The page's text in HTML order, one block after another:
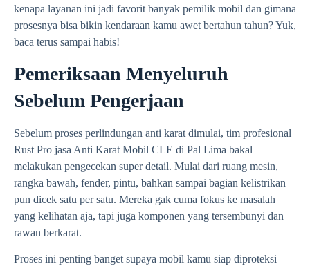
kenapa layanan ini jadi favorit banyak pemilik mobil dan gimana
prosesnya bisa bikin kendaraan kamu awet bertahun tahun? Yuk,
baca terus sampai habis!
Pemeriksaan Menyeluruh
Sebelum Pengerjaan
Sebelum proses perlindungan anti karat dimulai, tim profesional
Rust Pro jasa Anti Karat Mobil CLE di Pal Lima bakal
melakukan pengecekan super detail. Mulai dari ruang mesin,
rangka bawah, fender, pintu, bahkan sampai bagian kelistrikan
pun dicek satu per satu. Mereka gak cuma fokus ke masalah
yang kelihatan aja, tapi juga komponen yang tersembunyi dan
rawan berkarat.
Proses ini penting banget supaya mobil kamu siap diproteksi